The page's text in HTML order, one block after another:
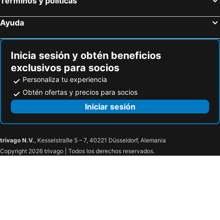
Le Passage Cairo Hotel & Casino
The President Hotel Cairo
Happy View Inn
Carlton Downtown Cairo
Philippe Luxor Hotel
Hotel Royal Marshal
Horus House Hotel Zamalek
Steigenberger Nile Palace
The Nile Ritz-Carlton, Cairo
Novotel Cairo El Borg
Tiba Aswan
Tolip Aswan Hotel
Ayuda
Inicia sesión y obtén beneficios
exclusivos para socios
Personaliza tu experiencia
Obtén ofertas y precios para socios
Iniciar sesión
trivago N.V., Kesselstraße 5 – 7, 40221 Düsseldorf, Alemania
Copyright 2026 trivago | Todos los derechos reservados.